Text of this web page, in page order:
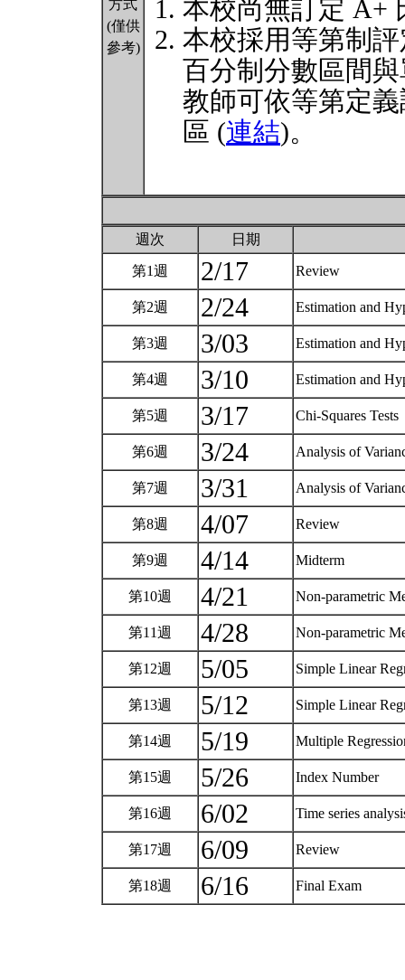
方式
(僅供
參考)
本校尚無訂定 A+
本校採用等第制
百分制分數區間
教師可依等第定
區 (連結)。
週次 日期
第1週 2/17 Review
第2週 2/24 Estimation and
第3週 3/03 Estimation and
第4週 3/10 Estimation and
第5週 3/17 Chi-Squares Tests
第6週 3/24 Analysis of
第7週 3/31 Analysis of
第8週 4/07 Review
第9週 4/14 Midterm
第10週 4/21 Non-parametric
第11週 4/28 Non-parametric
第12週 5/05 Simple Linear
第13週 5/12 Simple Linear
第14週 5/19 Multiple
第15週 5/26 Index Number
第16週 6/02 Time series
第17週 6/09 Review
第18週 6/16 Final Exam